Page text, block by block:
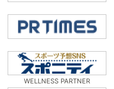
WELLNESS PARTNER